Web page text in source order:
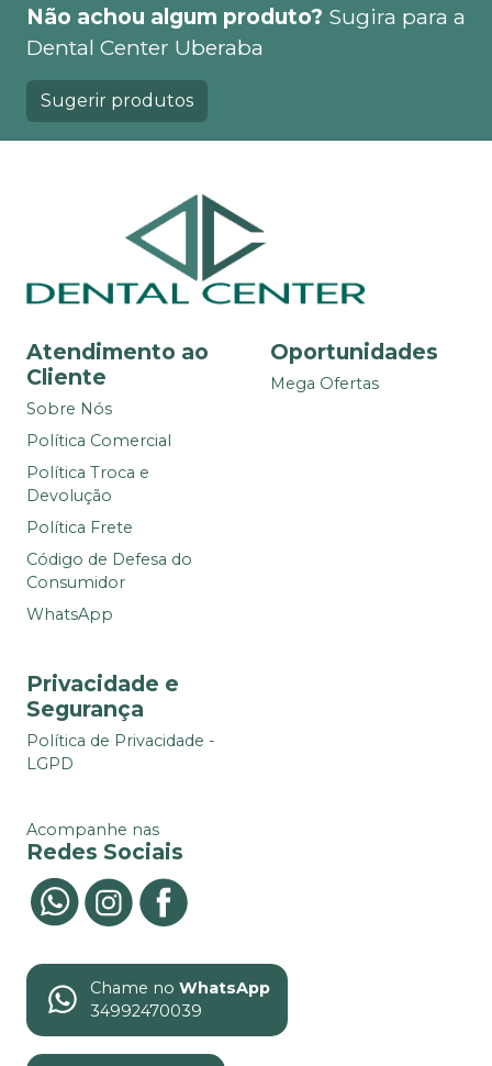
Não achou algum produto? Sugira para a
Dental Center Uberaba
Sugerir produtos
Atendimento ao
Cliente
Sobre Nós
Política Comercial
Política Troca e
Devolução
Política Frete
Código de Defesa do
Consumidor
WhatsApp
Oportunidades
Mega Ofertas
Privacidade e
Segurança
Política de Privacidade -
LGPD
Acompanhe nas
Redes Sociais
Chame no WhatsApp
34992470039